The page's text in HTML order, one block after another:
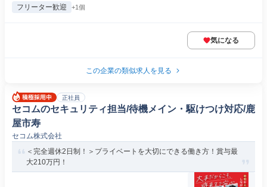
フリーター歓迎 +1個
気になる
この企業の類似求人を見る
正社員
セコムのセキュリティ担当/待機メイン・駆けつけ対応/鹿
屋市寿
セコム株式会社
＜完全週休2日制！＞プライベートを大切にできる働き方！賞与最
大210万円！